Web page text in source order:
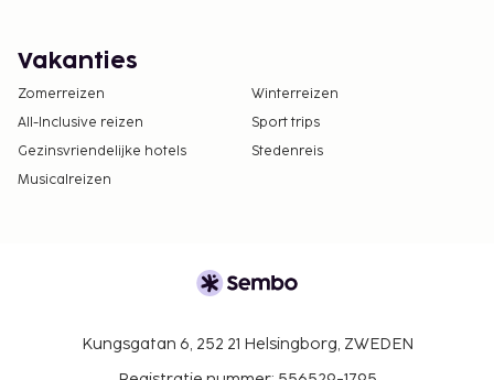
Vakanties
Zomerreizen
Winterreizen
All-Inclusive reizen
Sport trips
Gezinsvriendelijke hotels
Stedenreis
Musicalreizen
Kungsgatan 6, 252 21 Helsingborg, ZWEDEN